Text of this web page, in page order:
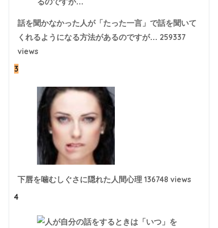
話を聞かなかった人が「たった一言」で話を聞いて
くれるようになる方法があるのですが… 259337
views
3
下唇を噛むしぐさに隠れた人間心理 136748 views
4